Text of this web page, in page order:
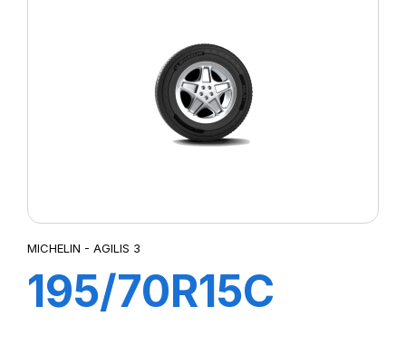
MICHELIN - AGILIS 3
195/70R15C